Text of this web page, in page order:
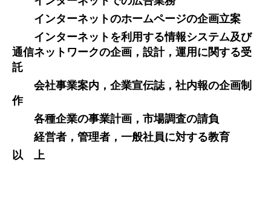
インターネットのホームページの企画立案
インターネットを利用する情報システム及び
通信ネットワークの企画，設計，運用に関する受
託
会社事業案内，企業宣伝誌，社内報の企画制
作
各種企業の事業計画，市場調査の請負
経営者，管理者，一般社員に対する教育
以 上